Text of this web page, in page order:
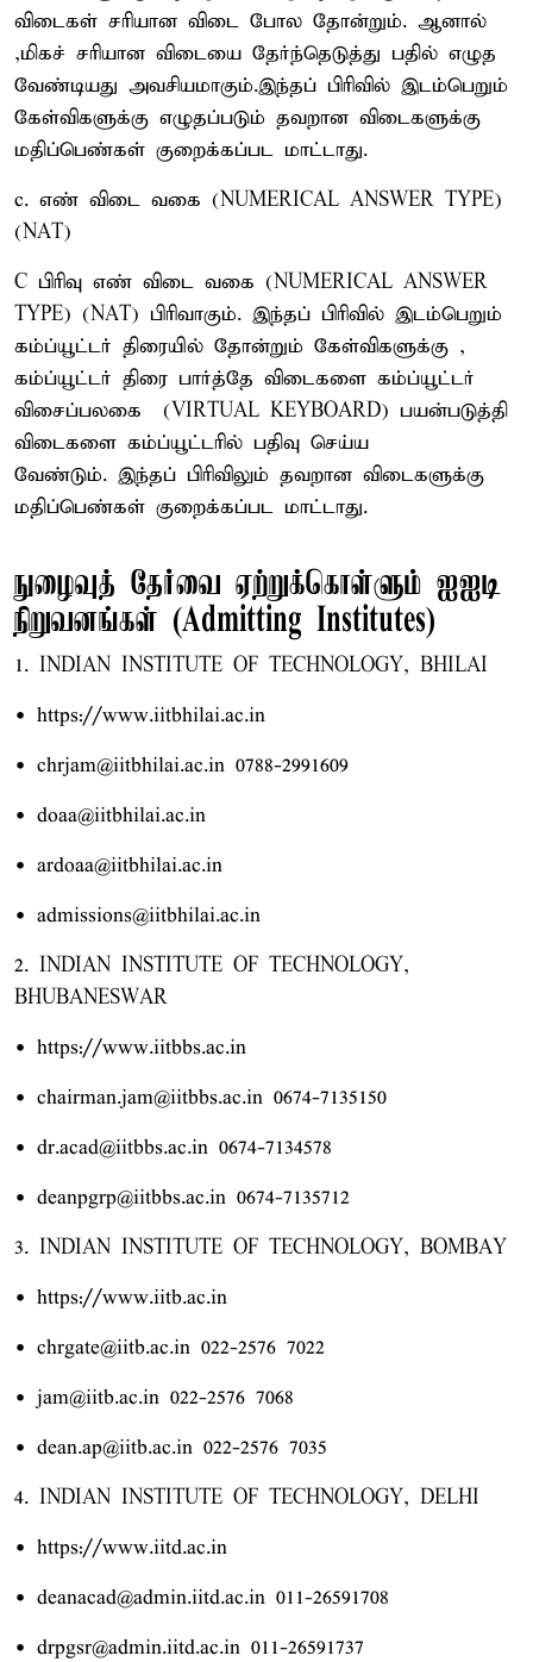
விடைகள் சரியான விடை போல தோன்றும். ஆனால்
,மிகச் சரியான விடையை தேர்ந்தெடுத்து பதில் எழுத
வேண்டியது அவசியமாகும்.இந்தப் பிரிவில் இடம்பெறும்
கேள்விகளுக்கு எழுதப்படும் தவறான விடைகளுக்கு
மதிப்பெண்கள் குறைக்கப்பட மாட்டாது.
c. எண் விடை வகை (NUMERICAL ANSWER TYPE)
(NAT)
C பிரிவு எண் விடை வகை (NUMERICAL ANSWER
TYPE) (NAT) பிரிவாகும். இந்தப் பிரிவில் இடம்பெறும்
கம்ப்யூட்டர் திரையில் தோன்றும் கேள்விகளுக்கு ,
கம்ப்யூட்டர் திரை பார்த்தே விடைகளை கம்ப்யூட்டர்
விசைப்பலகை (VIRTUAL KEYBOARD) பயன்படுத்தி
விடைகளை கம்ப்யூட்டரில் பதிவு செய்ய
வேண்டும். இந்தப் பிரிவிலும் தவறான விடைகளுக்கு
மதிப்பெண்கள் குறைக்கப்பட மாட்டாது.
நுழைவுத் தேர்வை ஏற்றுக்கொள்ளும் ஐஐடி
நிறுவனங்கள் (Admitting Institutes)
1. INDIAN INSTITUTE OF TECHNOLOGY, BHILAI
• https://www.iitbhilai.ac.in
• chrjam@iitbhilai.ac.in 0788-2991609
• doaa@iitbhilai.ac.in
• ardoaa@iitbhilai.ac.in
• admissions@iitbhilai.ac.in
2. INDIAN INSTITUTE OF TECHNOLOGY,
BHUBANESWAR
• https://www.iitbbs.ac.in
• chairman.jam@iitbbs.ac.in 0674-7135150
• dr.acad@iitbbs.ac.in 0674-7134578
• deanpgrp@iitbbs.ac.in 0674-7135712
3. INDIAN INSTITUTE OF TECHNOLOGY, BOMBAY
• https://www.iitb.ac.in
• chrgate@iitb.ac.in 022-2576 7022
• jam@iitb.ac.in 022-2576 7068
• dean.ap@iitb.ac.in 022-2576 7035
4. INDIAN INSTITUTE OF TECHNOLOGY, DELHI
• https://www.iitd.ac.in
• deanacad@admin.iitd.ac.in 011-26591708
• drpgsr@admin.iitd.ac.in 011-26591737